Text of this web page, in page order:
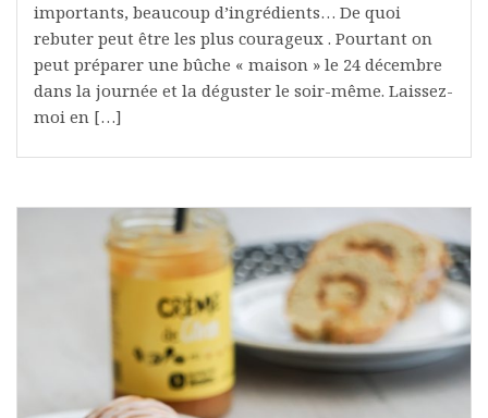
importants, beaucoup d’ingrédients… De quoi
rebuter peut être les plus courageux . Pourtant on
peut préparer une bûche « maison » le 24 décembre
dans la journée et la déguster le soir-même. Laissez-
moi en […]